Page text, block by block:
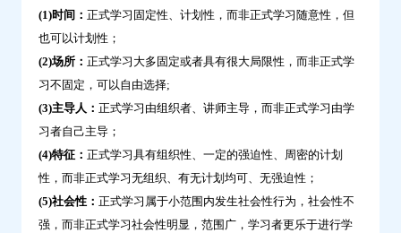
(1)时间： 正式学习固定性、计划性，而非正式学习随意性，但
也可以计划性；
(2)场所： 正式学习大多固定或者具有很大局限性，而非正式学
习不固定，可以自由选择;
(3)主导人： 正式学习由组织者、讲师主导，而非正式学习由学
习者自己主导；
(4)特征： 正式学习具有组织性、一定的强迫性、周密的计划
性，而非正式学习无组织、有无计划均可、无强迫性；
(5)社会性： 正式学习属于小范围内发生社会性行为，社会性不
强，而非正式学习社会性明显，范围广，学习者更乐于进行学